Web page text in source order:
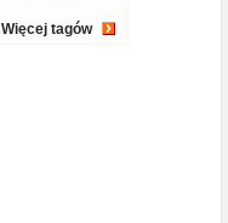
Więcej tagów